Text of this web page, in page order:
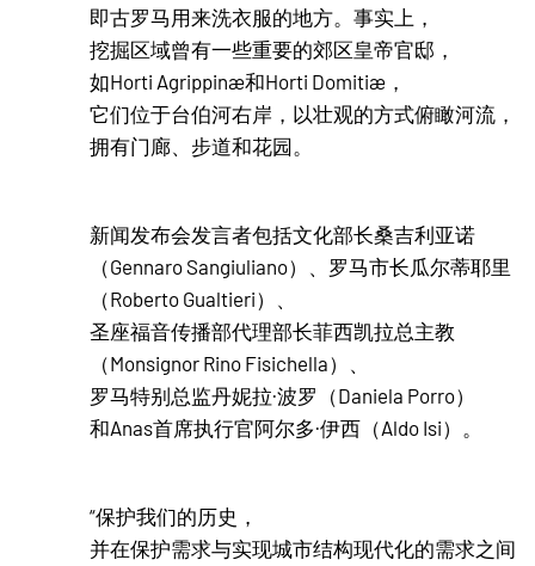
即古罗马用来洗衣服的地方。事实上，
挖掘区域曾有一些重要的郊区皇帝官邸，
如Horti Agrippinæ和Horti Domitiæ，
它们位于台伯河右岸，以壮观的方式俯瞰河流，
拥有门廊、步道和花园。
新闻发布会发言者包括文化部长桑吉利亚诺
（Gennaro Sangiuliano）、罗马市长瓜尔蒂耶里
（Roberto Gualtieri）、
圣座福音传播部代理部长菲西凯拉总主教
（Monsignor Rino Fisichella）、
罗马特别总监丹妮拉·波罗（Daniela Porro）
和Anas首席执行官阿尔多·伊西（Aldo Isi）。
“保护我们的历史，
并在保护需求与实现城市结构现代化的需求之间